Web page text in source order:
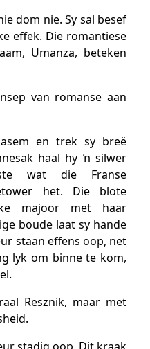
dom nie. Sy sal besef
effek. Die romantiese
Umanza, beteken
van romanse aan
en trek sy breë
haal hy ŉ silwer
wat die Franse
het. Die blote
majoor met haar
boude laat sy hande
staan effens oop, net
lyk om binne te kom,
Resznik, maar met